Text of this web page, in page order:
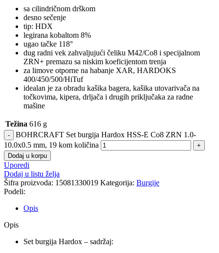
sa cilindričnom drškom
desno sečenje
tip: HDX
legirana kobaltom 8%
ugao tačke 118°
dug radni vek zahvaljujući čeliku M42/Co8 i specijalnom
ZRN+ premazu sa niskim koeficijentom trenja
za limove otporne na habanje XAR, HARDOKS
400/450/500/HiTuf
idealan je za obradu kašika bagera, kašika utovarivača na
točkovima, kipera, drljača i drugih priključaka za radne
mašine
Težina 616 g
BOHRCRAFT Set burgija Hardox HSS-E Co8 ZRN 1.0-
10.0x0.5 mm, 19 kom količina
Dodaj u korpu
Uporedi
Dodaj u listu želja
Šifra proizvoda: 15081330019 Kategorija: Burgije
Podeli:
Opis
Opis
Set burgija Hardox – sadržaj: